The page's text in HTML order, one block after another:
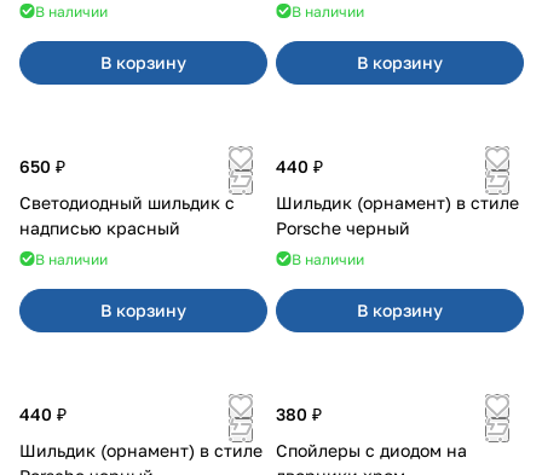
В наличии
В корзину
В наличии
В корзину
650 ₽
Светодиодный шильдик с
надписью красный
В наличии
В корзину
440 ₽
Шильдик (орнамент) в стиле
Porsche черный
В наличии
В корзину
440 ₽
Шильдик (орнамент) в стиле
380 ₽
Спойлеры с диодом на